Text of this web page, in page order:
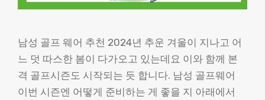
남성 골프 웨어 추천 2024년 추운 겨울이 지나고 어
느 덧 따스한 봄이 다가오고 있는데요 이와 함께 본
격 골프시즌도 시작되는 듯 합니다. 남성 골프웨어
이번 시즌엔 어떻게 준비하는 게 좋을 지 아래에서